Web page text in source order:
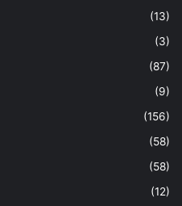
(13)
(3)
(87)
(9)
(156)
(58)
(58)
(12)